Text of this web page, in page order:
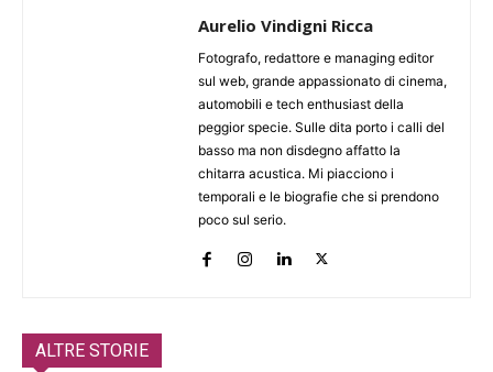
Aurelio Vindigni Ricca
Fotografo, redattore e managing editor
sul web, grande appassionato di cinema,
automobili e tech enthusiast della
peggior specie. Sulle dita porto i calli del
basso ma non disdegno affatto la
chitarra acustica. Mi piacciono i
temporali e le biografie che si prendono
poco sul serio.
ALTRE STORIE